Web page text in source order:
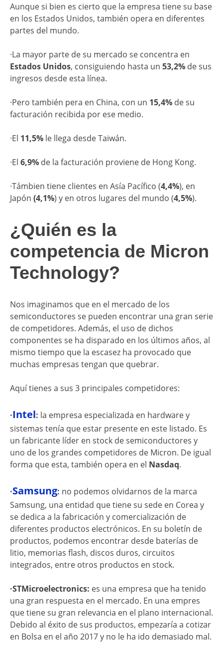
Aunque si bien es cierto que la empresa tiene su base
en los Estados Unidos, también opera en diferentes
partes del mundo.
·La mayor parte de su mercado se concentra en
Estados Unidos, consiguiendo hasta un 53,2% de sus
ingresos desde esta línea.
·Pero también pera en China, con un 15,4% de su
facturación recibida por ese medio.
·El 11,5% le llega desde Taiwán.
·El 6,9% de la facturación proviene de Hong Kong.
·Támbien tiene clientes en Asía Pacífico (4,4%), en
Japón (4,1%) y en otros lugares del mundo (4,5%).
¿Quién es la
competencia de Micron
Technology?
Nos imaginamos que en el mercado de los
semiconductores se pueden encontrar una gran serie
de competidores. Además, el uso de dichos
componentes se ha disparado en los últimos años, al
mismo tiempo que la escasez ha provocado que
muchas empresas tengan que quebrar.
Aquí tienes a sus 3 principales competidores:
·Intel: la empresa especializada en hardware y
sistemas tenía que estar presente en este listado. Es
un fabricante líder en stock de semiconductores y
uno de los grandes competidores de Micron. De igual
forma que esta, también opera en el Nasdaq.
·Samsung: no podemos olvidarnos de la marca
Samsung, una entidad que tiene su sede en Corea y
se dedica a la fabricación y comercialización de
diferentes productos electrónicos. En su boletín de
productos, podemos encontrar desde baterías de
litio, memorias flash, discos duros, circuitos
integrados, entre otros productos en stock.
·STMicroelectronics: es una empresa que ha tenido
una gran respuesta en el mercado. En una empres
que tiene su gran relevancia en el plano internacional.
Debido al éxito de sus productos, empezaría a cotizar
en Bolsa en el año 2017 y no le ha ido demasiado mal.